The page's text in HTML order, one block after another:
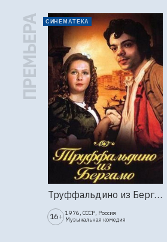
ПРЕМЬЕРА СИНЕМАТЕКА
Труффальдино из Бергамо (1976г., Ленфильм, 2 серии)
16+ 1976, СССР, Россия
Музыкальная комедия